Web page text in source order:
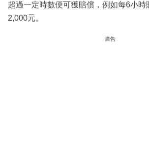
超過一定時數便可獲賠償，例如每6小時
2,000元。
廣告